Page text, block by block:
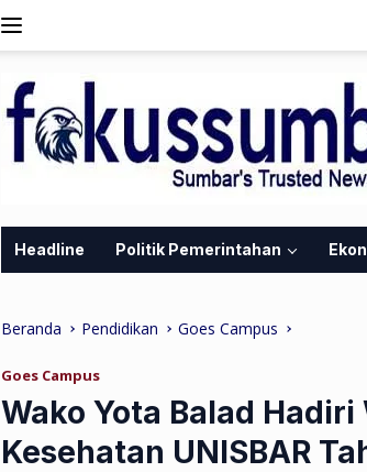
Headline Politik Pemerintahan
Beranda Pendidikan Goes Campus
Goes Campus
Wako Yota Balad
Kesehatan UNISBAR